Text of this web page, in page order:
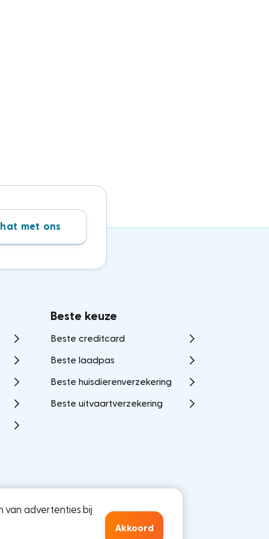
van advertenties bij
Akkoord
met ons
Beste keuze
Beste creditcard
Beste laadpas
Beste huisdierenverzekering
Beste uitvaartverzekering